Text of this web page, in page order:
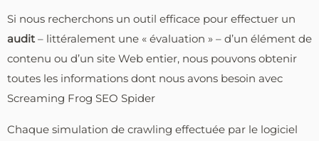
Si nous recherchons un outil efficace pour effectuer un
audit – littéralement une « évaluation » – d’un élément de
contenu ou d’un site Web entier, nous pouvons obtenir
toutes les informations dont nous avons besoin avec
Screaming Frog SEO Spider
Chaque simulation de crawling effectuée par le logiciel